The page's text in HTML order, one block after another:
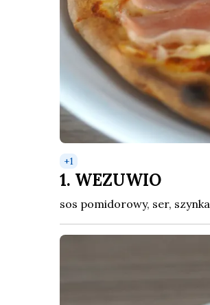
+1
1. WEZUWIO
sos pomidorowy, ser, szynka